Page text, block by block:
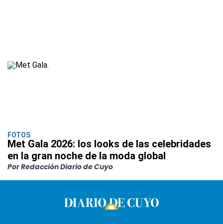
FOTOS
Met Gala 2026: los looks de las celebridades
en la gran noche de la moda global
Por Redacción Diario de Cuyo